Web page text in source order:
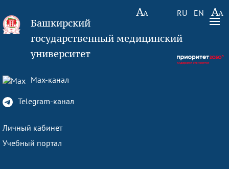
RU EN
Башкирский
государственный медицинский
университет
Max-канал
Telegram-канал
Личный кабинет
Учебный портал